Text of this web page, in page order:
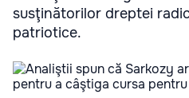
susţinătorilor dreptei
patriotice.